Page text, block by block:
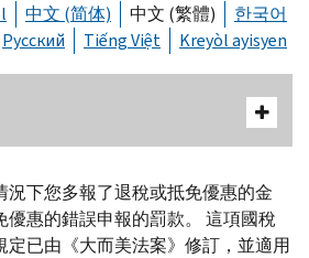
中文 (简体) 中文 (繁體)
한국어
Русский
Tiếng Việt Kreyòl ayisyen
況下您多報了退稅或抵免優惠的金
惠的錯誤申報的罰款。 這項國稅
定已由《大而美法案》修訂，並適用